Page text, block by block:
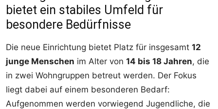
bietet ein stabiles Umfeld für
besondere Bedürfnisse
Die neue Einrichtung bietet Platz für insgesamt 12
junge Menschen im Alter von 14 bis 18 Jahren, die
in zwei Wohngruppen betreut werden. Der Fokus
liegt dabei auf einem besonderen Bedarf:
Aufgenommen werden vorwiegend Jugendliche, die